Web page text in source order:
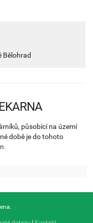
Bělohrad
působící na území
době je do tohoto
výrobků a služeb za
tohoto sdružení jsou
České gerontologické